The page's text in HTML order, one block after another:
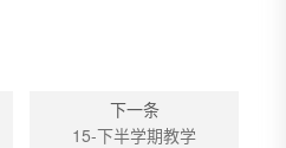
下一条
15-下半学期教学